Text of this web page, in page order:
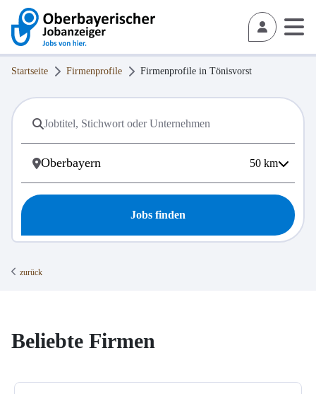
Startseite Firmenprofile Firmenprofile in Tönisvorst
50 km
Jobs finden
zurück
Beliebte Firmen